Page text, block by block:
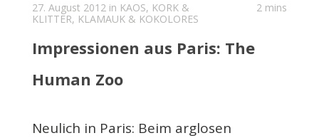
27. August 2012 in KAOS, KORK &
KLITTER, KLAMAUK & KOKOLORES
2 mins
Impressionen aus Paris: The
Human Zoo
Neulich in Paris: Beim arglosen